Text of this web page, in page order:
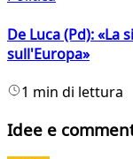
De Luca (Pd):
sull'Europa»
1 min di lettura
Idee e